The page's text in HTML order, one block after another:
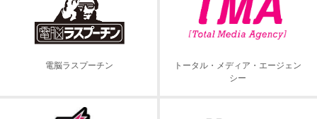
電脳ラスプーチン
トータル・メディア・エージェン
シー